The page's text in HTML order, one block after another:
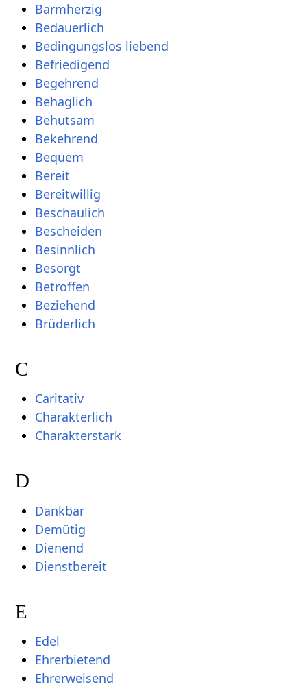
Barmherzig
Bedauerlich
Bedingungslos liebend
Befriedigend
Begehrend
Behaglich
Behutsam
Bekehrend
Bequem
Bereit
Bereitwillig
Beschaulich
Bescheiden
Besinnlich
Besorgt
Betroffen
Beziehend
Brüderlich
C
Caritativ
Charakterlich
Charakterstark
D
Dankbar
Demütig
Dienend
Dienstbereit
E
Edel
Ehrerbietend
Ehrerweisend